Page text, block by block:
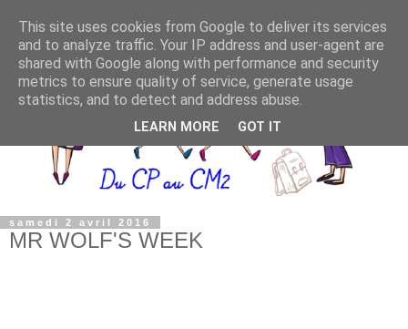
samedi 2 avril 2016
MR WOLF'S WEEK
This site uses cookies from Google to deliver its services
and to analyze traffic. Your IP address and user-agent are
shared with Google along with performance and security
metrics to ensure quality of service, generate usage
statistics, and to detect and address abuse.
LEARN MORE GOT IT